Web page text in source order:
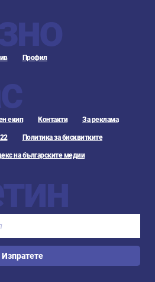
Профил
екип Контакти За реклама
Политика за бисквитките
на българските медии
Изпратете